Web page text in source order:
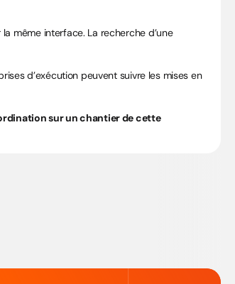
même interface. La recherche d’une
d’exécution peuvent suivre les mises en
sur un chantier de cette